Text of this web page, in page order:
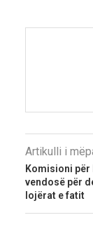
Artikulli i
Komisioni për
vendosë për
lojërat e fatit